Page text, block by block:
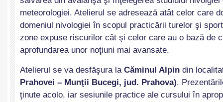
meteorologiei. Atelierul se adresează atât celor care
domeniul nivologiei în scopul practicării turelor şi
zone expuse riscurilor cât şi celor care au o bază de
aprofundarea unor noţiuni mai avansate.
Atelierul se va desfăşura la Căminul Alpin din
Prahovei – Munţii Bucegi, jud. Prahova).
ţinute acolo, iar sesiunile practice ale cursului în